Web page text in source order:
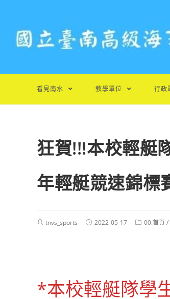
看見南水 教學單位 行政
狂賀!!!本校輕艇
年輕艇競速錦標
Posttnvs_sports
Post2022-05-17
Post00.首頁 /
*本校輕艇隊學